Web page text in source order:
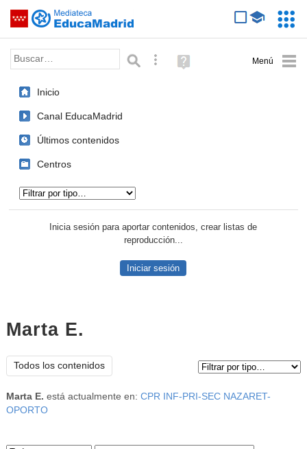
Saltar navegación
Palabra o frase: Búsqueda avanzada
Ayuda
(en
Inicio
Canal EducaMadrid
Últimos contenidos
Centros
Inicia sesión para aportar contenidos, crear listas de
reproducción...
Iniciar sesión
Marta E.
Todos los contenidos
Marta E. está actualmente en: CPR INF-PRI-SEC NAZARET-
OPORTO